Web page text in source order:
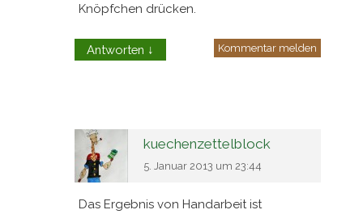
Knöpfchen drücken.
Antworten ↓ Kommentar melden
kuechenzettelblock
5. Januar 2013 um 23:44
Das Ergebnis von Handarbeit ist